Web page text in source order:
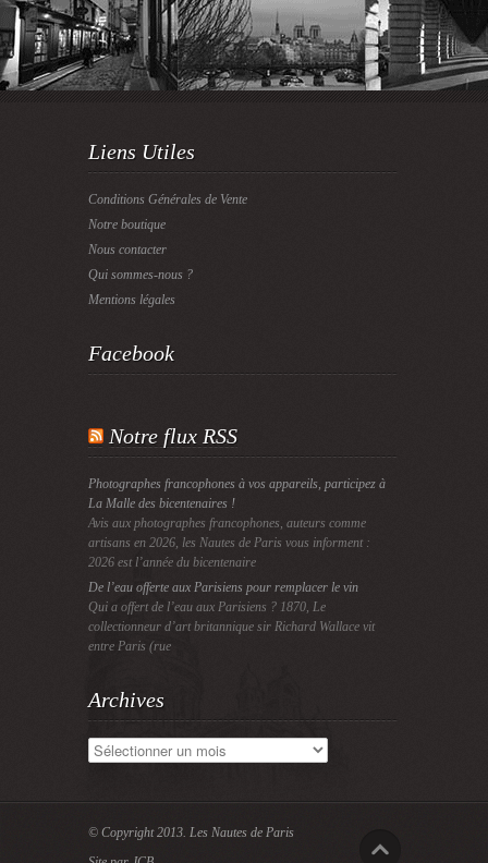
Liens Utiles
Conditions Générales de Vente
Notre boutique
Nous contacter
Qui sommes-nous ?
Mentions légales
Facebook
Notre flux RSS
Photographes francophones à vos appareils, participez à
La Malle des bicentenaires !
Avis aux photographes francophones, auteurs comme
artisans en 2026, les Nautes de Paris vous informent :
2026 est l’année du bicentenaire
De l’eau offerte aux Parisiens pour remplacer le vin
Qui a offert de l’eau aux Parisiens ? 1870, Le
collectionneur d’art britannique sir Richard Wallace vit
entre Paris (rue
Archives
Archives
© Copyright 2013. Les Nautes de Paris